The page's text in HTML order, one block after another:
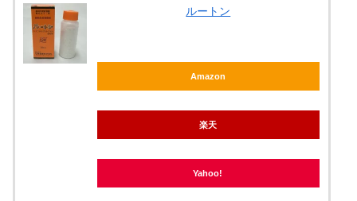
ルートン
Amazon
楽天
Yahoo!